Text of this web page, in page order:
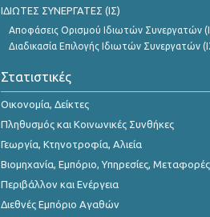
Δεκεμβρίου 2023
Νοεμβρίου 2023
Οκτωβρίου 2023
Σεπτεμβρίου 2023
Αυγούστου 2023
Ιουλίου 2023
Ιουνίου 2023
ΙΔΙΩΤΕΣ ΣΥΝΕΡΓΑΤΕΣ (ΙΣ)
Αποφάσεις Ορισμού Ιδιωτών Συνεργατών
Διαδικασία Επιλογής Ιδιωτών Συνεργατών
Στατιστικές
Οικονομία, Δείκτες
Πληθυσμός και Κοινωνικές Συνθήκες
Γεωργία, Κτηνοτροφία, Αλιεία
Βιομηχανία, Εμπόριο, Υπηρεσίες, Μεταφορές
Περιβάλλον και Ενέργεια
Διεθνές Εμπόριο Αγαθών